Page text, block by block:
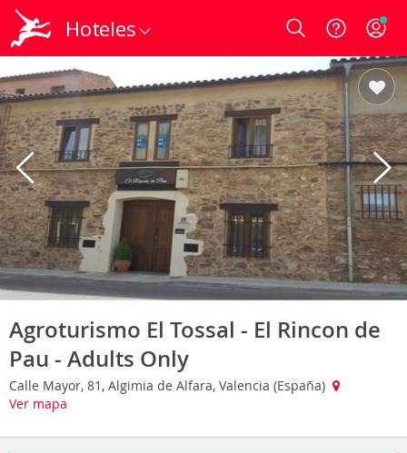
Hoteles Login
Agroturismo El Tossal - El Rincon de
Pau - Adults Only
Calle Mayor, 81, Algimia de Alfara, Valencia (España)
Ver mapa